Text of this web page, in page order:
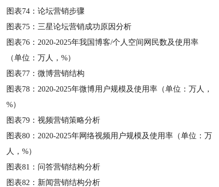
图表74：论坛营销步骤
图表75： 三星论坛营销成功原因分析
图表76： 2020-2025年我国博客/个人空间网民数及使用率
（单位：万人，%）
图表77：微博营销结构
图表78： 2020-2025年微博用户规模及使用率（单位：万人，
%）
图表79：视频营销策略分析
图表80： 2020-2025年网络视频用户规模及使用率（单位：万
人，%）
图表81： 问答营销结构分析
图表82： 新闻营销结构分析